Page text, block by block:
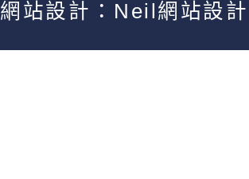
網站設計：Neil網站設